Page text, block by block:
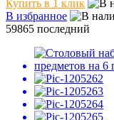
Купить в 1 клик
В избранное
59865 последний